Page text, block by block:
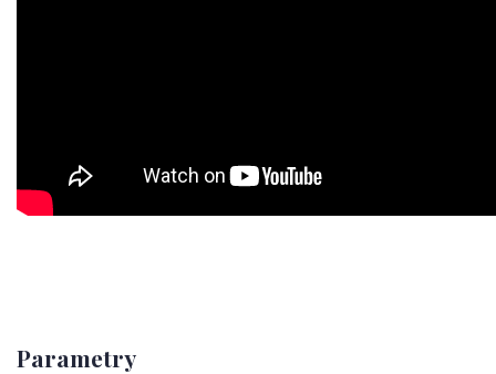
Parametry